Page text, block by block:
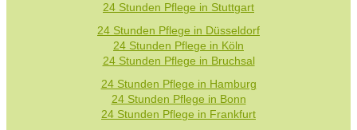
24 Stunden Pflege in Stuttgart
24 Stunden Pflege in Düsseldorf
24 Stunden Pflege in Köln
24 Stunden Pflege in Bruchsal
24 Stunden Pflege in Hamburg
24 Stunden Pflege in Bonn
24 Stunden Pflege in Frankfurt